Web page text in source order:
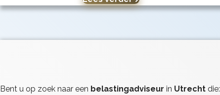
Bent u op zoek naar een belastingadviseur in Utrecht die: